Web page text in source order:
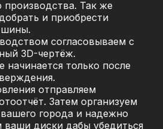
производства. Так же
и приобрести
согласовываем с
3D-чертёж.
начинается только после
отправляем
Затем организуем
города и надежно
ваши диски дабы убедиться